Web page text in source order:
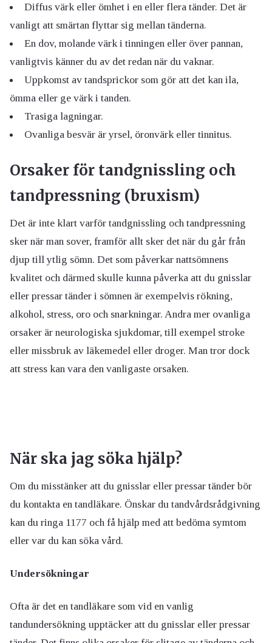
Diffus värk eller ömhet i en eller flera tänder. Det är
vanligt att smärtan flyttar sig mellan tänderna.
En dov, molande värk i tinningen eller över pannan,
vanligtvis känner du av det redan när du vaknar.
Uppkomst av tandsprickor som gör att det kan ila,
ömma eller ge värk i tanden.
Trasiga lagningar.
Ovanliga besvär är yrsel, öronvärk eller tinnitus.
Orsaker för tandgnissling och
tandpressning (bruxism)
Det är inte klart varför tandgnissling och tandpressning
sker när man sover, framför allt sker det när du går från
djup till ytlig sömn. Det som påverkar nattsömnens
kvalitet och därmed skulle kunna påverka att du gnisslar
eller pressar tänder i sömnen är exempelvis rökning,
alkohol, stress, oro och snarkningar. Andra mer ovanliga
orsaker är neurologiska sjukdomar, till exempel stroke
eller missbruk av läkemedel eller droger. Man tror dock
att stress kan vara den vanligaste orsaken.
När ska jag söka hjälp?
Om du misstänker att du gnisslar eller pressar tänder bör
du kontakta en tandläkare. Önskar du tandvårdsrådgivning
kan du ringa 1177 och få hjälp med att bedöma symtom
eller var du kan söka vård.
Undersökningar
Ofta är det en tandläkare som vid en vanlig
tandundersökning upptäcker att du gnisslar eller pressar